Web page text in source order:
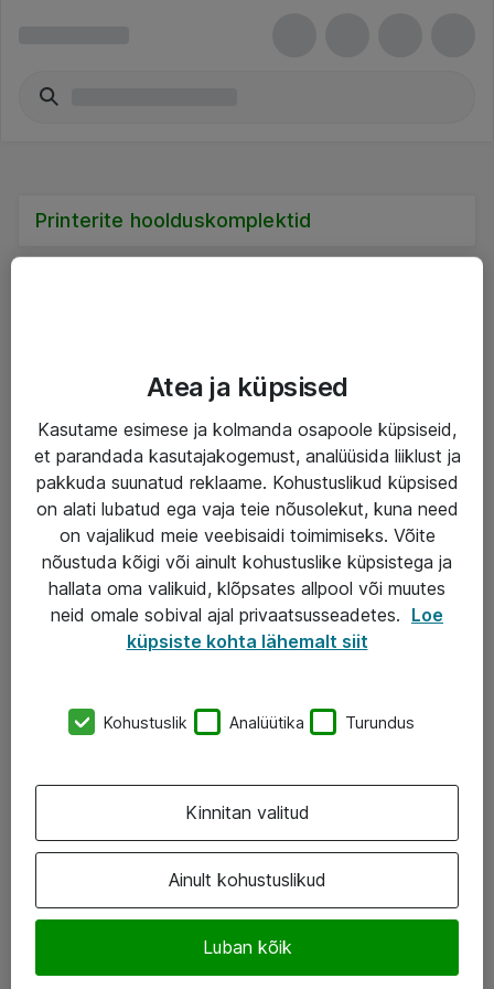
Printerite hoolduskomplektid
IT taristu
Haldusteenused
Garantii
Turva- ja nõrkvoolulahendused
AS ATEA
Atea kontaktid
Jälgi meid
LinkedIn
Atea ja küpsised
Kasutame esimese ja kolmanda osapoole küpsiseid,
et parandada kasutajakogemust, analüüsida liiklust ja
pakkuda suunatud reklaame. Kohustuslikud küpsised
on alati lubatud ega vaja teie nõusolekut, kuna need
on vajalikud meie veebisaidi toimimiseks. Võite
nõustuda kõigi või ainult kohustuslike küpsistega ja
hallata oma valikuid, klõpsates allpool või muutes
neid omale sobival ajal privaatsusseadetes. Loe
küpsiste kohta lähemalt siit
Kohustuslik Analüütika Turundus
Ainult kohustuslikud
Luban kõik
Kinnitan valitud